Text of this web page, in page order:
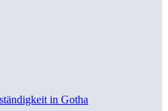
in Gotha